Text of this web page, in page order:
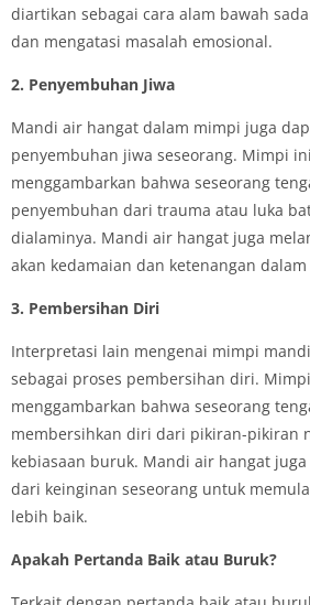
diartikan sebagai cara alam bawah
dan mengatasi masalah emosional.
2. Penyembuhan Jiwa
Mandi air hangat dalam mimpi juga
penyembuhan jiwa seseorang. Mimpi
menggambarkan bahwa seseorang
penyembuhan dari trauma atau luka
dialaminya. Mandi air hangat juga
akan kedamaian dan ketenangan
3. Pembersihan Diri
Interpretasi lain mengenai mimpi
sebagai proses pembersihan diri.
menggambarkan bahwa seseorang
membersihkan diri dari pikiran-pikiran
kebiasaan buruk. Mandi air hangat
dari keinginan seseorang untuk
lebih baik.
Apakah Pertanda Baik atau Buruk?